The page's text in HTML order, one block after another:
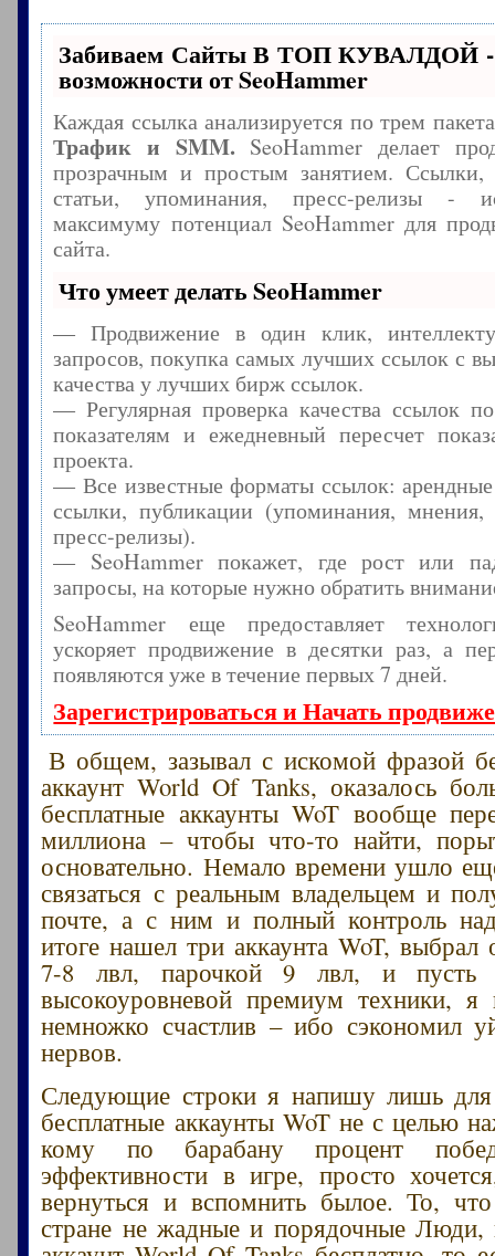
Забиваем Сайты В ТОП КУВАЛДОЙ -
возможности от SeoHammer
Каждая ссылка анализируется по трем
Трафик и SMM.SeoHammer делает
прозрачным и простым занятием. Ссылки,
статьи, упоминания, пресс-релизы -
максимуму потенциал SeoHammer для
сайта.
Что умеет делать SeoHammer
— Продвижение в один клик,
запросов, покупка самых лучших ссылок с
качества у лучших бирж ссылок.
— Регулярная проверка качества ссылок
показателям и ежедневный пересчет
проекта.
— Все известные форматы ссылок:
ссылки, публикации (упоминания, мнения,
пресс-релизы).
— SeoHammer покажет, где рост или
запросы, на которые нужно обратить
SeoHammer еще предоставляет
ускоряет продвижение в десятки раз, а
появляются уже в течение первых 7 дней.
Зарегистрироваться и Начать
В общем, зазывал с искомой фразой
аккаунт World Of Tanks, оказалось
бесплатные аккаунты WoT вообще
миллиона – чтобы что-то найти,
основательно. Немало времени ушло
связаться с реальным владельцем и
почте, а с ним и полный контроль
итоге нашел три аккаунта WoT, выбрал
7-8 лвл, парочкой 9 лвл, и
высокоуровневой премиум техники,
немножко счастлив – ибо сэкономил
нервов.
Следующие строки я напишу лишь
бесплатные аккаунты WoT не с целью
кому по барабану процент
эффективности в игре, просто
вернуться и вспомнить былое. То,
стране не жадные и порядочные Люди,